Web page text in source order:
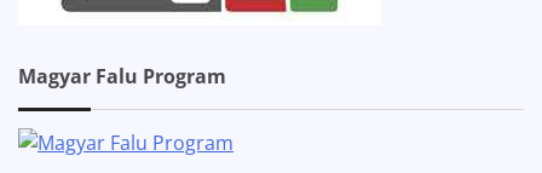
Magyar Falu Program